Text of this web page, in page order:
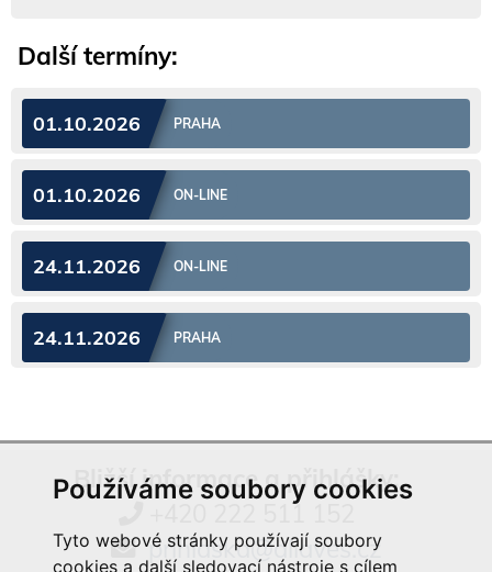
Používáme soubory cookies
Tyto webové stránky používají soubory
cookies a další sledovací nástroje s cílem
Další termíny:
01.10.2026 PRAHA
01.10.2026 ON-LINE
24.11.2026 ON-LINE
24.11.2026 PRAHA
Bližší informace a přihlášky:
+420 222 511 152
prihlaska@aliaves.cz